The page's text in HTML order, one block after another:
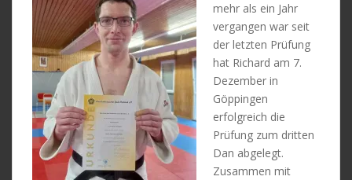
mehr als ein Jahr
vergangen war seit
der letzten Prüfung
hat Richard am 7.
Dezember in
Göppingen
erfolgreich die
Prüfung zum dritten
Dan abgelegt.
Zusammen mit